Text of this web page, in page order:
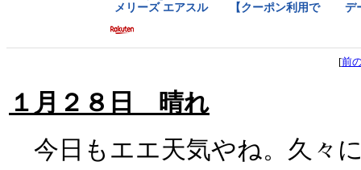
[前
１月２８日 晴れ
今日もエエ天気やね。久々